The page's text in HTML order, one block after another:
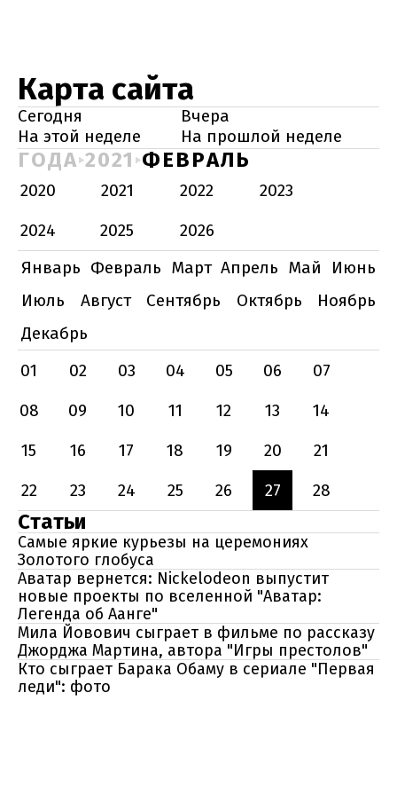
Карта сайта
Сегодня
Вчера
На этой неделе
На прошлой неделе
ГОДА 2021 ФЕВРАЛЬ
2020 2021 2022
2023
2024
2025
2026
Январь Февраль Март Апрель Май
Июнь
Июль
Август Сентябрь Октябрь
Ноябрь
Декабрь
01
02 03 04 05 06
07
08
09 10 11 12 13
14
15
16 17 18 19 20
21
22
23 24 25 26 27 28
Статьи
Самые яркие курьезы на церемониях
Золотого глобуса
Аватар вернется: Nickelodeon выпустит
новые проекты по вселенной "Аватар:
Легенда об Аанге"
Мила Йовович сыграет в фильме по рассказу
Джорджа Мартина, автора "Игры престолов"
Кто сыграет Барака Обаму в сериале "Первая
леди": фото